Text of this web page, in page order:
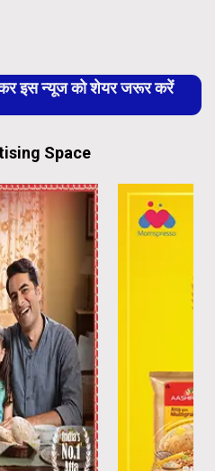
इस न्यूज को शेयर जरूर करें
Space